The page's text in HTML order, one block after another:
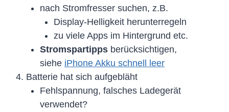
nach Stromfresser suchen, z.B.
Display-Helligkeit herunterregeln
zu viele Apps im Hintergrund etc.
Stromspartipps berücksichtigen,
siehe iPhone Akku schnell leer
Batterie hat sich aufgebläht
Fehlspannung, falsches Ladegerät
verwendet?